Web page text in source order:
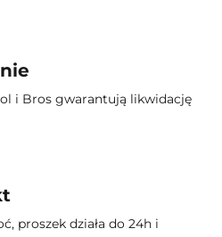
i Bros gwarantują likwidację
proszek działa do 24h i